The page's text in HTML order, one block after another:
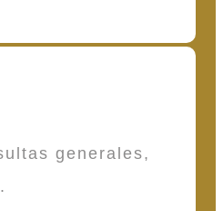
generales,